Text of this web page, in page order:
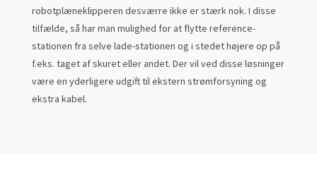
robotplæneklipperen desværre ikke er stærk nok. I disse
tilfælde, så har man mulighed for at flytte reference-
stationen fra selve lade-stationen og i stedet højere op på
f.eks. taget af skuret eller andet. Der vil ved disse løsninger
være en yderligere udgift til ekstern strømforsyning og
ekstra kabel.